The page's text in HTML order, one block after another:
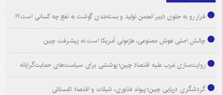
فرار رو به جلوی دبیر انجمن تولید و بسته‌بندی گوشت به نفع چه کسانی است؟!
چالش اصلی هوش مصنوعی، هژمونی آمریکا است نه پیشرفت چین
روایت‌سازی غرب علیه اقتصاد چین؛ پوششی برای سیاست‌های حمایت‌گرایانه
گردشگری دریایی چین؛ پیوند فناوری، شیلات و اقتصاد تابستانی